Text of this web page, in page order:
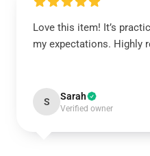
Love this item! It’s
my expectations. Highly
S Sarah
Verified owner